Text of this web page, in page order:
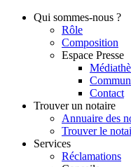
Qui sommes-nous ?
Rôle
Composition
Espace Presse
Contact
Trouver un notaire
Annuaire des
Trouver le
Services
Réclamations